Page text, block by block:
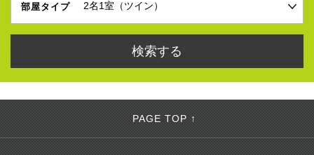
部屋タイプ
PAGE TOP ↑